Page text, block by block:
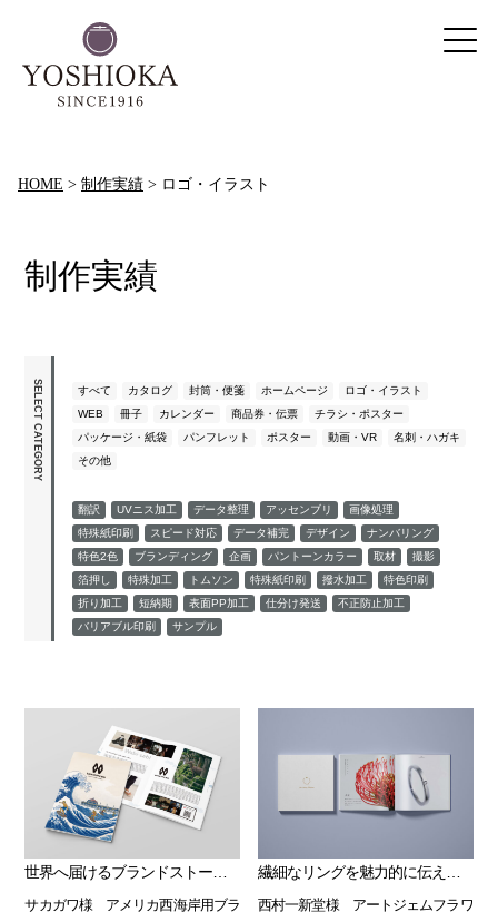
HOME > 制作実績 > ロゴ・イラスト
制作実績
SELECT CATEGORY すべて カタログ 封筒・便箋 ホームページ
ロゴ・イラスト
WEB
冊子 カレンダー 商品券・伝票
チラシ・ポスター
パッケージ・紙袋
パンフレット ポスター 動画・VR
名刺・ハガキ
その他
翻訳 UVニス加工 データ整理 アッセンブリ
画像処理
特殊紙印刷
スピード対応 データ補完 デザイン
ナンバリング
特色2色
ブランディング 企画 パントーンカラー 取材
撮影
箔押し
特殊加工 トムソン 特殊紙印刷 撥水加工
特色印刷
折り加工
短納期 表面PP加工 仕分け発送
不正防止加工
バリアブル印刷
サンプル
サカガワ様 アメリカ西海岸用ブラ
西村一新堂様 アートジェムフラワ